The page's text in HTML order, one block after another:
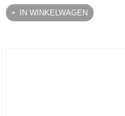
IN WINKELWAGEN